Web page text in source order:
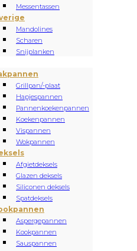
Messentassen
Mandolines
Scharen
Snijplanken
Grillpan/-plaat
Hapjespannen
Pannenkoekenpannen
Koekenpannen
Vispannen
Wokpannen
Afgietdeksels
Glazen deksels
Siliconen deksels
Spatdeksels
Aspergepannen
Kookpannen
Sauspannen